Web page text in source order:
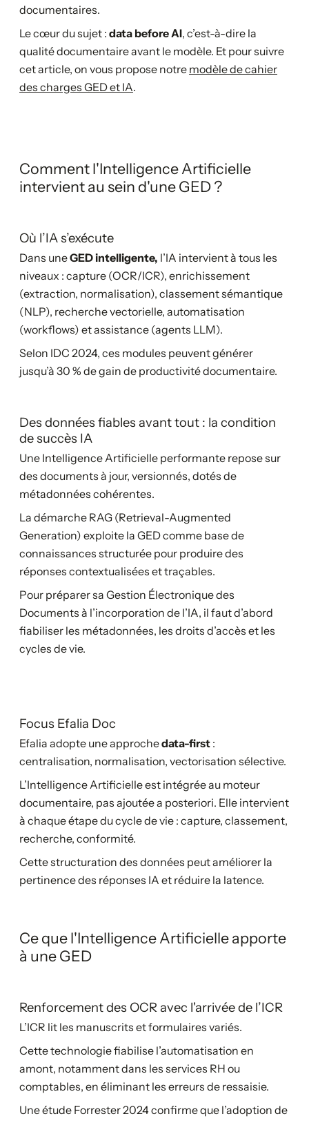
documentaires.
Le cœur du sujet : data before AI, c’est-à-dire la
qualité documentaire avant le modèle. Et pour suivre
cet article, on vous propose notre modèle de cahier
des charges GED et IA.
Comment l'Intelligence Artificielle
intervient au sein d'une GED ?
Où l’IA s’exécute
Dans uneGED intelligente, l’IA intervient à tous les
niveaux : capture (OCR/ICR), enrichissement
(extraction, normalisation), classement sémantique
(NLP), recherche vectorielle, automatisation
(workflows) et assistance (agents LLM).
Selon IDC 2024, ces modules peuvent générer
jusqu’à 30 % de gain de productivité documentaire.
Des données fiables avant tout : la condition
de succès IA
Une Intelligence Artificielle performante repose sur
des documents à jour, versionnés, dotés de
métadonnées cohérentes.
La démarche RAG (Retrieval-Augmented
Generation) exploite la GED comme base de
connaissances structurée pour produire des
réponses contextualisées et traçables.
Pour préparer sa Gestion Électronique des
Documents à l’incorporation de l’IA, il faut d’abord
fiabiliser les métadonnées, les droits d’accès et les
cycles de vie.
Focus Efalia Doc
Efalia adopte une approchedata-first :
centralisation, normalisation, vectorisation sélective.
L’Intelligence Artificielle est intégrée au moteur
documentaire, pas ajoutée a posteriori. Elle intervient
à chaque étape du cycle de vie : capture, classement,
recherche, conformité.
Cette structuration des données peut améliorer la
pertinence des réponses IA et réduire la latence.
Ce que l'Intelligence Artificielle apporte
à une GED
Renforcement des OCR avec l'arrivée de l’ICR
L’ICR lit les manuscrits et formulaires variés.
Cette technologie fiabilise l’automatisation en
amont, notamment dans les services RH ou
comptables, en éliminant les erreurs de ressaisie.
Une étude Forrester 2024 confirme que l’adoption de